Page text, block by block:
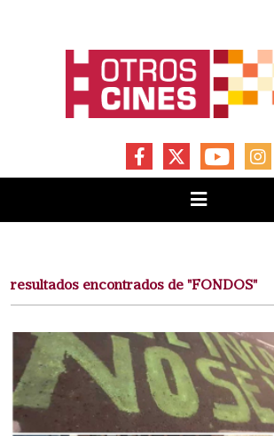
FACEBOOK
resultados encontrados de "FONDOS"